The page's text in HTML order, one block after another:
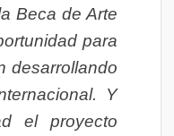
Beca de Arte
para
desarrollando
Y
el proyecto